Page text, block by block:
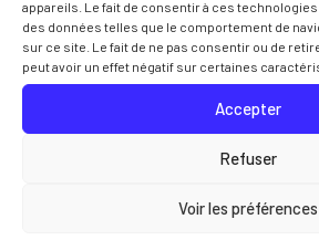
appareils. Le fait de consentir à ces
des données telles que le comportement de
sur ce site. Le fait de ne pas consentir ou de
peut avoir un effet négatif sur certaines
Accepter
Refuser
Voir les préférences